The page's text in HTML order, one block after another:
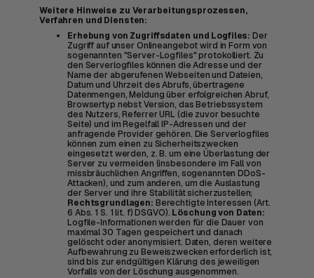
Weitere Hinweise zu Verarbeitungsprozessen,
Verfahren und Diensten:
Erhebung von Zugriffsdaten und Logfiles:Der
Zugriff auf unser Onlineangebot wird in Form von
sogenannten "Server-Logfiles" protokolliert. Zu
den Serverlogfiles können die Adresse und der
Name der abgerufenen Webseiten und Dateien,
Datum und Uhrzeit des Abrufs, übertragene
Datenmengen, Meldung über erfolgreichen Abruf,
Browsertyp nebst Version, das Betriebssystem
des Nutzers, Referrer URL (die zuvor besuchte
Seite) und im Regelfall IP-Adressen und der
anfragende Provider gehören. Die Serverlogfiles
können zum einen zu Sicherheitszwecken
eingesetzt werden, z. B. um eine Überlastung der
Server zu vermeiden (insbesondere im Fall von
missbräuchlichen Angriffen, sogenannten DDoS-
Attacken), und zum anderen, um die Auslastung
der Server und ihre Stabilität sicherzustellen;
Rechtsgrundlagen: Berechtigte Interessen (Art.
6 Abs. 1 S. 1 lit. f) DSGVO). Löschung von Daten:
Logfile-Informationen werden für die Dauer von
maximal 30 Tagen gespeichert und danach
gelöscht oder anonymisiert. Daten, deren weitere
Aufbewahrung zu Beweiszwecken erforderlich ist,
sind bis zur endgültigen Klärung des jeweiligen
Vorfalls von der Löschung ausgenommen.